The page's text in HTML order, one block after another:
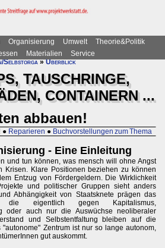
Organisierung Umwelt
Theorie&Politik
Materialien
Service
Selbstorga»Überblick
TAUSCHRINGE,
CONTAINERN ...
abbauen!
● Reparieren ● Buchvorstellungen zum Thema
- Eine Einleitung
und tun können, was mensch will ohne Angst
Krisen. Klare Positionen beziehen zu können
Entzug von Fördergeldern. Die Wirklichkeit
und politischer Gruppen sieht anders
Abhängigkeit von Staatsknete prägen das
die eigentlich gegen Kapitalismus,
oder auch nur die Auswüchse neoliberaler
und Selbstentfaltung bleiben auf die
"autonome" Zentrum ist nur so lange autonom,
gut auskommt.